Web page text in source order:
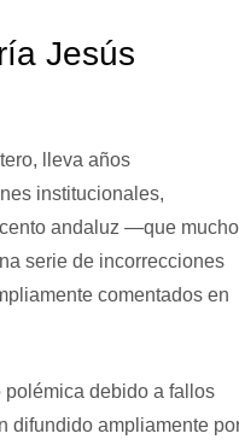
Jesús
lleva años
institucionales,
andaluz —que
serie de incorrecciones
comentados en
debido a fallos
difundido ampliamente